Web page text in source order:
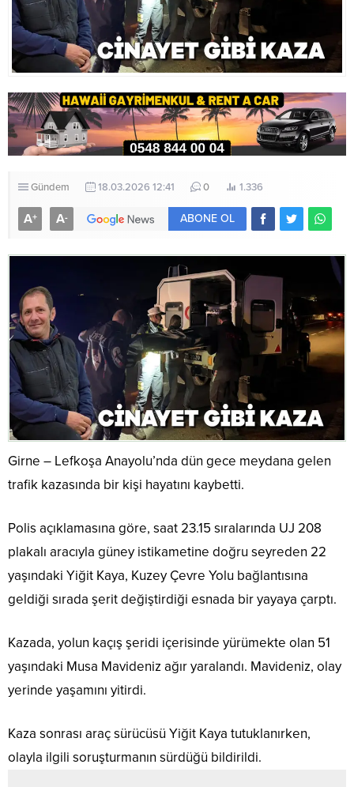
Gündem 18.03.2026 12:41 0 1.336
A+ A- ABONE OL
Girne – Lefkoşa Anayolu’nda dün gece meydana gelen
trafik kazasında bir kişi hayatını kaybetti.
Polis açıklamasına göre, saat 23.15 sıralarında UJ 208
plakalı aracıyla güney istikametine doğru seyreden 22
yaşındaki Yiğit Kaya, Kuzey Çevre Yolu bağlantısına
geldiği sırada şerit değiştirdiği esnada bir yayaya çarptı.
Kazada, yolun kaçış şeridi içerisinde yürümekte olan 51
yaşındaki Musa Mavideniz ağır yaralandı. Mavideniz, olay
yerinde yaşamını yitirdi.
Kaza sonrası araç sürücüsü Yiğit Kaya tutuklanırken,
olayla ilgili soruşturmanın sürdüğü bildirildi.